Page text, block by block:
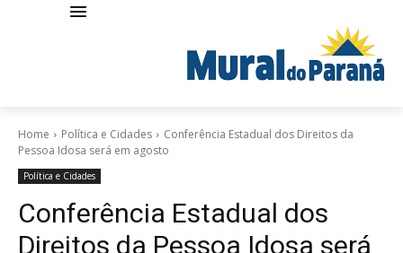
Home Política e Cidades
Conferência Estadual dos Direitos da
Pessoa Idosa será em agosto
Política e Cidades
Conferência Estadual dos
Direitos da Pessoa Idosa será